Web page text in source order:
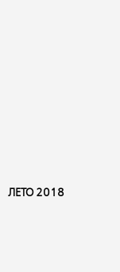
ЛЕТО 2018